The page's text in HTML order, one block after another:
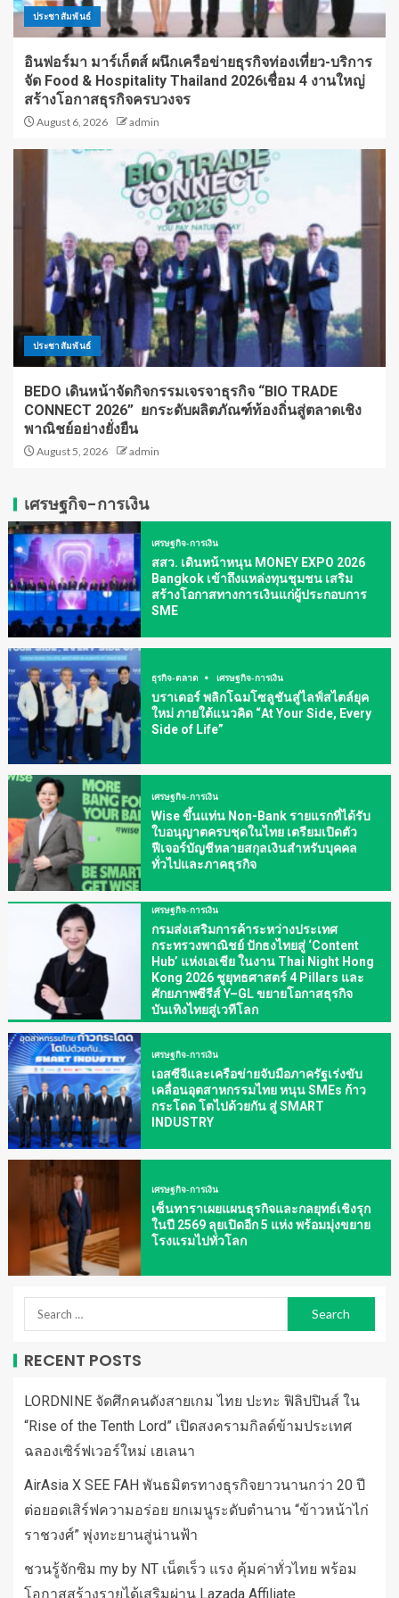
ประชาสัมพันธ์
อินฟอร์มา มาร์เก็ตส์ ผนึกเครือข่ายธุรกิจท่องเที่ยว-บริการ
จัด Food & Hospitality Thailand 2026เชื่อม 4 งานใหญ่
สร้างโอกาสธุรกิจครบวงจร
August 6, 2026 admin
ประชาสัมพันธ์
BEDO เดินหน้าจัดกิจกรรมเจรจาธุรกิจ “BIO TRADE
CONNECT 2026” ยกระดับผลิตภัณฑ์ท้องถิ่นสู่ตลาดเชิง
พาณิชย์อย่างยั่งยืน
August 5, 2026 admin
เศรษฐกิจ-การเงิน
เศรษฐกิจ-การเงิน
สสว. เดินหน้าหนุน MONEY EXPO 2026
Bangkok เข้าถึงแหล่งทุนชุมชน เสริม
สร้างโอกาสทางการเงินแก่ผู้ประกอบการ
SME
ธุรกิจ-ตลาด เศรษฐกิจ-การเงิน
บราเดอร์ พลิกโฉมโซลูชันสู่ไลฟ์สไตล์ยุค
ใหม่ ภายใต้แนวคิด “At Your Side, Every
Side of Life”
เศรษฐกิจ-การเงิน
Wise ขึ้นแท่น Non-Bank รายแรกที่ได้รับ
ใบอนุญาตครบชุดในไทย เตรียมเปิดตัว
ฟีเจอร์บัญชีหลายสกุลเงินสำหรับบุคคล
ทั่วไปและภาคธุรกิจ
เศรษฐกิจ-การเงิน
กรมส่งเสริมการค้าระหว่างประเทศ
กระทรวงพาณิชย์ ปักธงไทยสู่ ‘Content
Hub’ แห่งเอเชีย ในงาน Thai Night Hong
Kong 2026 ชูยุทธศาสตร์ 4 Pillars และ
ศักยภาพซีรีส์ Y–GL ขยายโอกาสธุรกิจ
บันเทิงไทยสู่เวทีโลก
เศรษฐกิจ-การเงิน
เอสซีจีและเครือข่ายจับมือภาครัฐเร่งขับ
เคลื่อนอุตสาหกรรมไทย หนุน SMEs ก้าว
กระโดด โตไปด้วยกัน สู่ SMART
INDUSTRY
เศรษฐกิจ-การเงิน
เซ็นทาราเผยแผนธุรกิจและกลยุทธ์เชิงรุก
ในปี 2569 ลุยเปิดอีก 5 แห่ง พร้อมมุ่งขยาย
โรงแรมไปทั่วโลก
RECENT POSTS
LORDNINE จัดศึกคนดังสายเกม ไทย ปะทะ ฟิลิปปินส์ ใน
“Rise of the Tenth Lord” เปิดสงครามกิลด์ข้ามประเทศ
ฉลองเซิร์ฟเวอร์ใหม่ เฮเลนา
AirAsia X SEE FAH พันธมิตรทางธุรกิจยาวนานกว่า 20 ปี
ต่อยอดเสิร์ฟความอร่อย ยกเมนูระดับตำนาน “ข้าวหน้าไก่
ราชวงศ์” พุ่งทะยานสู่น่านฟ้า
ชวนรู้จักซิม my by NT เน็ตเร็ว แรง คุ้มค่าทั่วไทย พร้อม
โอกาสสร้างรายได้เสริมผ่าน Lazada Affiliate